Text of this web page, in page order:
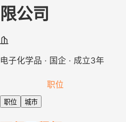
限公司
电子化学品 · 国企 · 成立3年
职位
职位 城市